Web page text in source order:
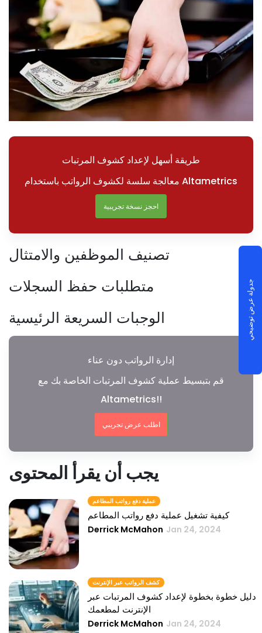
طريقة أسهل لإعداد كشوف المرتبات
معالجة سلسة لكشوف الرواتب باستخدام Altametrics
احجز نسخة تجريبية
تصنيف الموظفين والامتثال
متطلبات حفظ السجلات
الوجبات السريعة الرئيسية
إدارة الرواتب دون عناء
قم بتبسيط عملية كشوف المرتبات الخاصة بك مع
Altametrics!!
اطلب عرض تجريبي
يجب أن يقرأ المحتوى
عملية دفع رواتب المطاعم
كيفية تشغيل عملية دفع رواتب المطاعم
Derrick McMahon Jan 24, 2024
كشف الرواتب عبر الإنترنت
دليل خطوة بخطوة لإعداد كشوف المرتبات عبر
الإنترنت لمطعمك
Derrick McMahon Jan 24, 2024
جدولة عرض توضيحي